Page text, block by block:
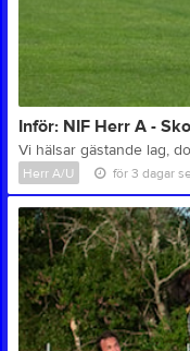
Inför: NIF Herr A -
Herr A/U för 3 dagar